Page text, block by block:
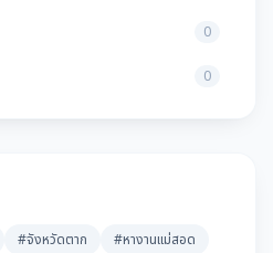
0
0
#จังหวัดตาก
#หางานแม่สอด